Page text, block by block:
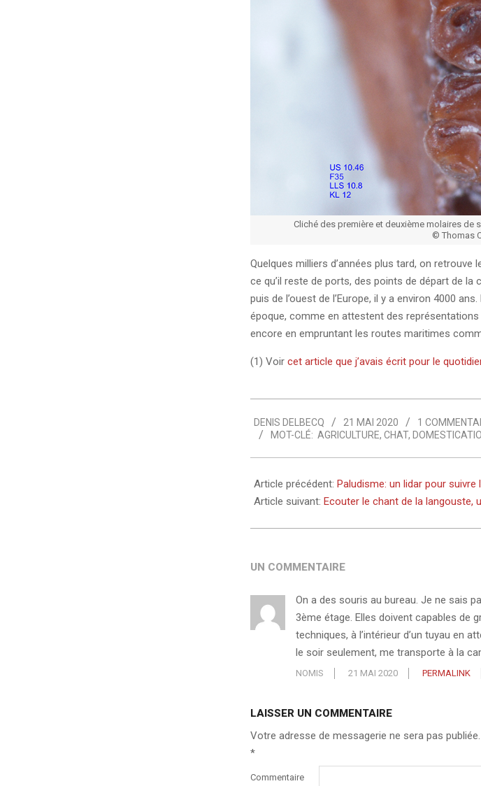
Cliché des première et deuxième molaires
© Thomas
Quelques milliers d’années plus tard, on retrouve
ce qu’il reste de ports, des points de départ de la
puis de l’ouest de l’Europe, il y a environ 4000
époque, comme en attestent des représentations
encore en empruntant les routes maritimes
(1) Voir cet article que j’avais écrit pour le
05-
21
DENIS DELBECQ 21 MAI 2020 1
MOT-CLÉ: AGRICULTURE, CHAT,
Article précédent: Paludisme: un lidar pour
Article suivant: Ecouter le chant de la langouste,
UN COMMENTAIRE
On a des souris au bureau. Je ne sais
3ème étage. Elles doivent capables de
techniques, à l’intérieur d’un tuyau en
le soir seulement, me transporte à la
NOMIS 21 MAI 2020 PERMALINK
LAISSER UN COMMENTAIRE
Votre adresse de messagerie ne sera pas publiée.
*
Commentaire